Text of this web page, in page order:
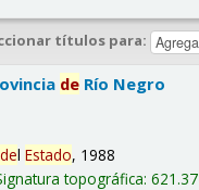
títulos para:
de Río Negro
delEstado, 1988
topográfica: